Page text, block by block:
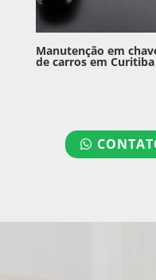
Manutenção em
de carros em Curitiba